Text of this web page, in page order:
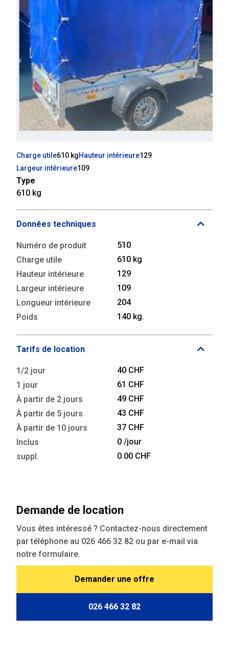
Charge utile610 kgHauteur intérieure129
Largeur intérieure109
Type
610 kg
Données techniques
Numéro de produit
510
Charge utile
610 kg
Hauteur intérieure
129
Largeur intérieure
109
Longueur intérieure
204
Poids
140 kg.
Tarifs de location
1/2 jour
40 CHF
1 jour
61 CHF
À partir de 2 jours
49 CHF
À partir de 5 jours
43 CHF
À partir de 10 jours
37 CHF
Inclus
0 /jour
suppl.
0.00 CHF
Demande de location
Vous êtes intéressé ? Contactez-nous directement
par téléphone au 026 466 32 82 ou par e-mail via
notre formulaire.
Demander une offre
026 466 32 82